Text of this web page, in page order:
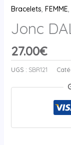
Bracelets, FEMME,
Jonc
27.00€
UGS : SBR121